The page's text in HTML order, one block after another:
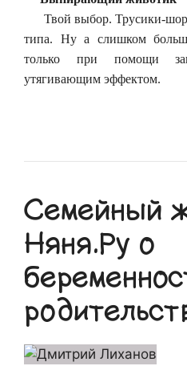
Твой выбор. Трусики-
типа. Ну а слишком
только при помощи
утягивающим эффектом.
Семейный
Няня.Ру о